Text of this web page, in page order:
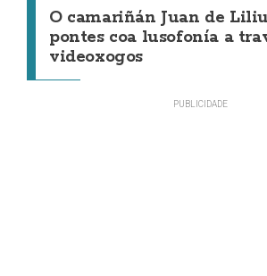
O camariñán Juan de
pontes coa lusofonía a
videoxogos